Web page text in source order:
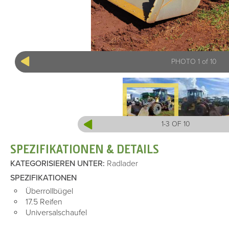
PHOTO 1 of 10
1-3 OF 10
SPEZIFIKATIONEN & DETAILS
KATEGORISIEREN UNTER: Radlader
SPEZIFIKATIONEN
Überrollbügel
17.5 Reifen
Universalschaufel